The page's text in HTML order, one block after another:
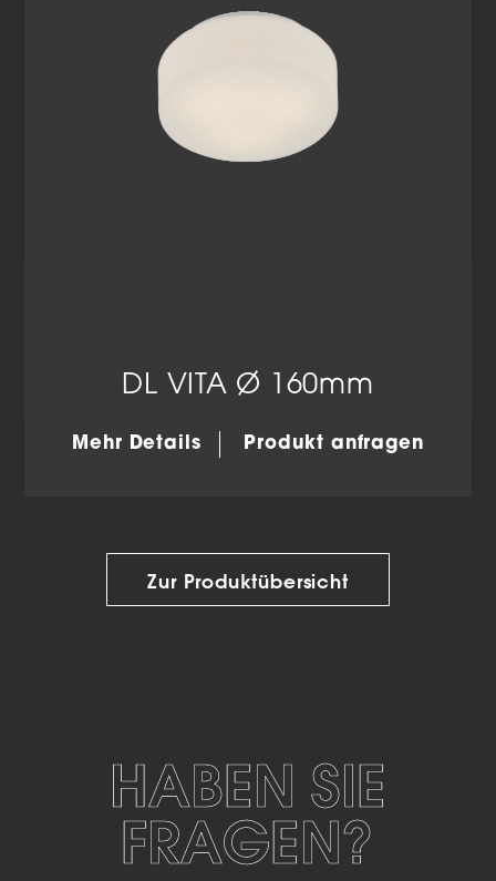
DL VITA Ø 160mm
Mehr Details Produkt anfragen
Zur Produktübersicht
HABEN SIE
FRAGEN?